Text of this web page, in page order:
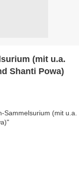
(mit u.a.
Shanti Powa)